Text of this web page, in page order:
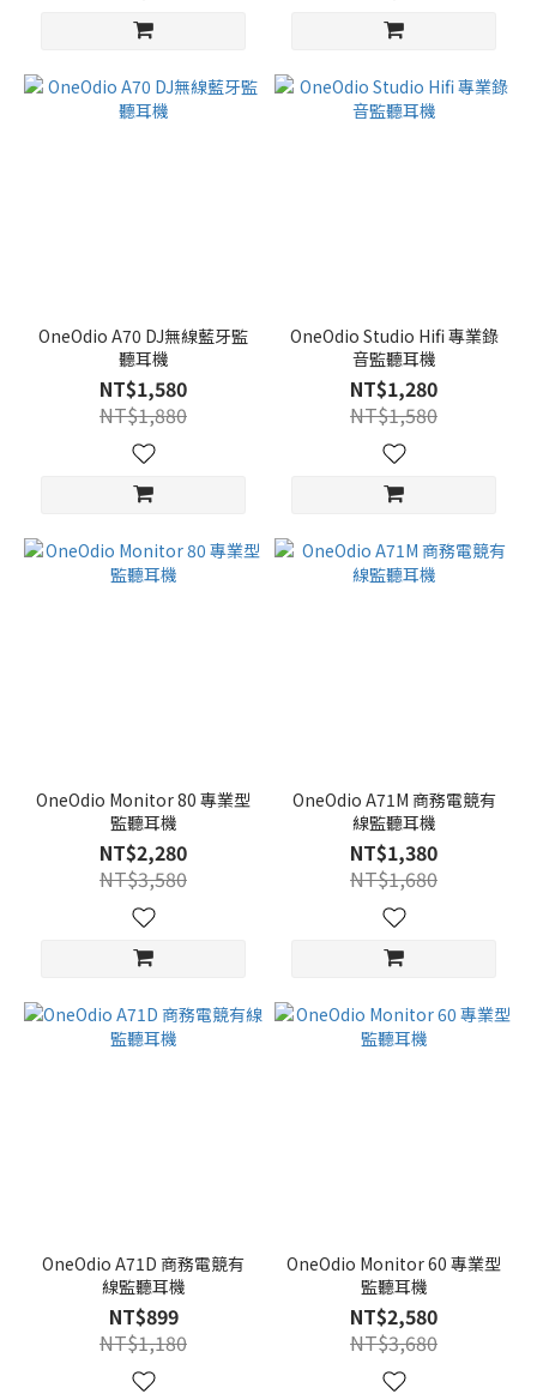
OneOdio A70 DJ無線藍牙監
聽耳機
NT$1,580
NT$1,880
OneOdio Studio Hifi 專業錄
音監聽耳機
NT$1,280
NT$1,580
OneOdio Monitor 80 專業型
監聽耳機
NT$2,280
NT$3,580
OneOdio A71M 商務電競有
線監聽耳機
NT$1,380
NT$1,680
OneOdio A71D 商務電競有
線監聽耳機
NT$899
NT$1,180
OneOdio Monitor 60 專業型
監聽耳機
NT$2,580
NT$3,680